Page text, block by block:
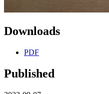
Downloads
PDF
Published